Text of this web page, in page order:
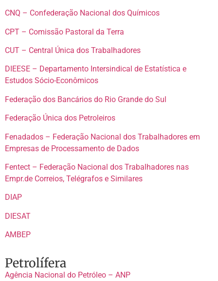
CNQ – Confederação Nacional dos Químicos
CPT – Comissão Pastoral da Terra
CUT – Central Única dos Trabalhadores
DIEESE – Departamento Intersindical de Estatística e
Estudos Sócio-Econômicos
Federação dos Bancários do Rio Grande do Sul
Federação Única dos Petroleiros
Fenadados – Federação Nacional dos Trabalhadores em
Empresas de Processamento de Dados
Fentect – Federação Nacional dos Trabalhadores nas
Empr.de Correios, Telégrafos e Similares
DIAP
DIESAT
AMBEP
Petrolífera
Agência Nacional do Petróleo – ANP